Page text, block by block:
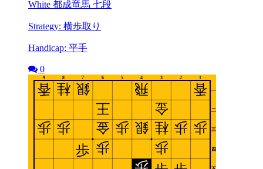
White 都成竜馬 七段
Strategy: 横歩取り
Handicap: 平手
0